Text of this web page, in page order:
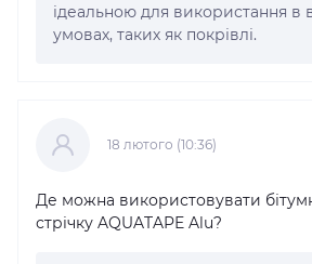
ідеальною для використання в
умовах, таких як покрівлі.
18 лютого (10:36)
Де можна використовувати
стрічку AQUATAPE Alu?